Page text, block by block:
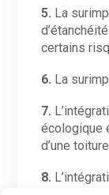
5. La
certains
6. La
7.
écologique
d’une
8.